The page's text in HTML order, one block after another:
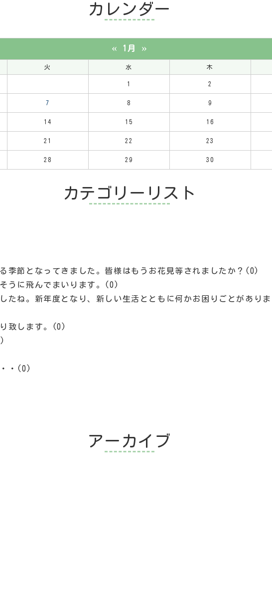
カレンダー
« 1月 »
火 水 木
1 2
7 8 9
14 15 16
21 22 23
28 29 30
カテゴリーリスト
季節となってきました。皆様はもうお花見等されましたか？(0)
うに飛んでまいります。(0)
たね。新年度となり、新しい生活とともに何かお困りごとがあり
致します。(0)
・(0)
アーカイブ